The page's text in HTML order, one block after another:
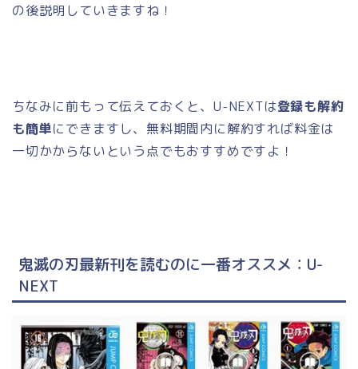
の後説明していきますね！
ちなみに前もって伝えておくと、U-NEXTは登録も解約
も簡単にできますし、無料期間内に解約すれば料金は
一切かからないという点でもおすすめですよ！
鬼滅の刃最新刊を読むのに一番オススメ：U-
NEXT